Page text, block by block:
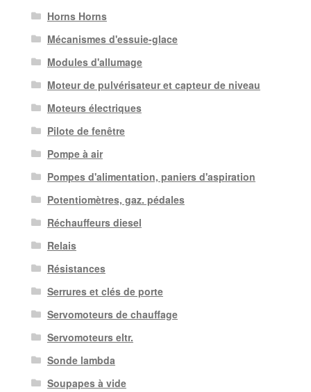
Horns Horns
Mécanismes d'essuie-glace
Modules d'allumage
Moteur de pulvérisateur et capteur de niveau
Moteurs électriques
Pilote de fenêtre
Pompe à air
Pompes d'alimentation, paniers d'aspiration
Potentiomètres, gaz. pédales
Réchauffeurs diesel
Relais
Résistances
Serrures et clés de porte
Servomoteurs de chauffage
Servomoteurs eltr.
Sonde lambda
Soupapes à vide